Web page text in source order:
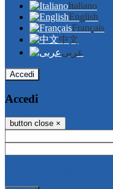
Italiano
English
Français
中文
عربى
Accedi
Accedi
button close ×